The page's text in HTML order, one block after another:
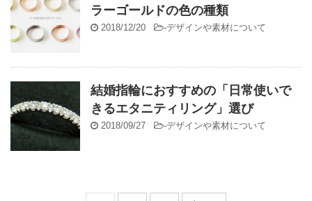
ラーゴールドの色の種類
2018/12/20 -デザインや素材について
結婚指輪におすすめの「日常使いで
きるエタニティリング」選び
2018/09/27 -デザインや素材について